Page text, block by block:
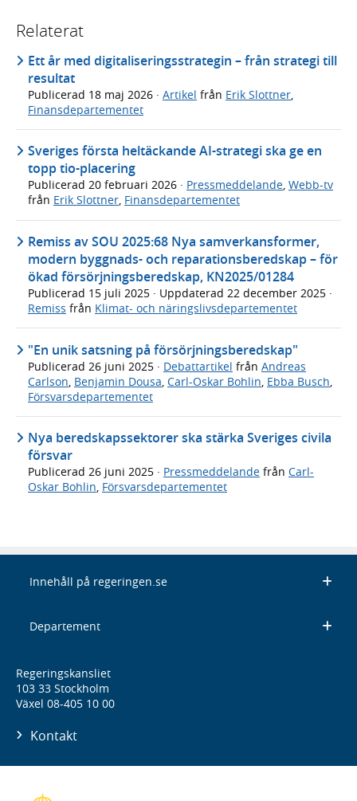
Relaterat
Ett år med digitaliseringsstrategin – från strategi till
resultat
Publicerad 18 maj 2026 · Artikel från Erik Slottner
Finansdepartementet
Sveriges första heltäckande AI-strategi ska ge en
topp tio-placering
Publicerad 20 februari 2026 · Pressmeddelande, Webb-tv
från Erik Slottner, Finansdepartementet
Remiss av SOU 2025:68 Nya samverkansformer,
modern byggnads- och reparationsberedskap – för
ökad försörjningsberedskap, KN2025/01284
Publicerad 15 juli 2025 · Uppdaterad 22 december 2025 ·
Remiss från Klimat- och näringslivsdepartementet
"En unik satsning på försörjningsberedskap"
Publicerad 26 juni 2025 · Debattartikel från Andreas
Carlson Benjamin Dousa Carl-Oskar Bohlin Ebba Busch
Försvarsdepartementet
Nya beredskapssektorer ska stärka Sveriges civila
försvar
Publicerad 26 juni 2025 · Pressmeddelande från Carl-
Oskar Bohlin, Försvarsdepartementet
Innehåll på regeringen.se
Departement
Regeringskansliet
103 33 Stockholm
Växel 08-405 10 00
Kontakt